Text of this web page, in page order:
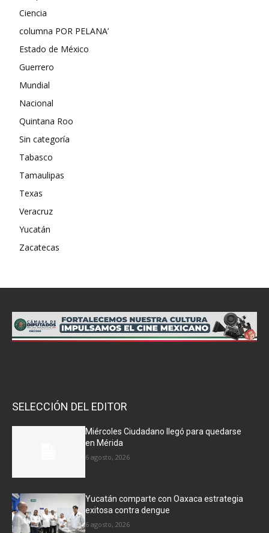
Ciencia
columna POR PELANA’
Estado de México
Guerrero
Mundial
Nacional
Quintana Roo
Sin categoría
Tabasco
Tamaulipas
Texas
Veracruz
Yucatán
Zacatecas
SELECCIÓN DEL EDITOR
Miércoles Ciudadano llegó para quedarse
en Mérida
6 agosto, 2026
Yucatán comparte con Oaxaca estrategia
exitosa contra dengue
6 agosto, 2026